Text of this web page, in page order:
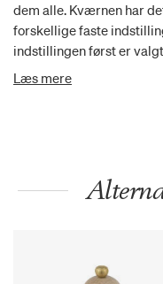
dem alle. Kværnen har
forskellige faste
indstillingen først er
kværnen. Drej blot
Læs mere